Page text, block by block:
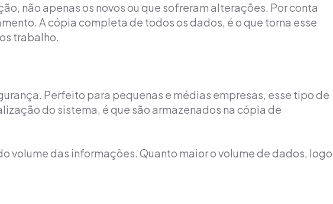
não apenas os novos ou que sofreram alterações. Por conta
A cópia completa de todos os dados, é o que torna esse
trabalho.
Perfeito para pequenas e médias empresas, esse tipo de
do sistema, é que são armazenados na cópia de
volume das informações. Quanto maior o volume de dados, logo